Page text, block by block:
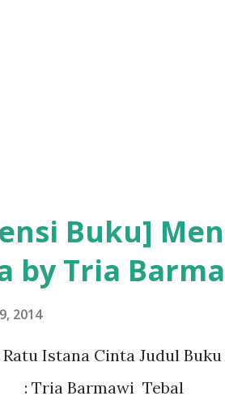
Buku]
by Tria
2014
Istana Cinta Judul
: Tria Barmawi Tebal